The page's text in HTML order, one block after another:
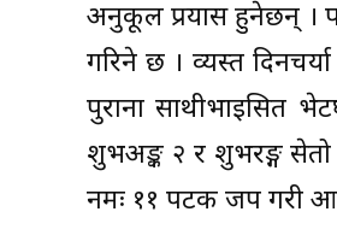
अनुकूल प्रयास हुनेछन् ।
गरिने छ । व्यस्त
पुराना साथीभाइसित
शुभअङ्क २ र शुभरङ्ग सेतो
नमः ११ पटक जप गरी